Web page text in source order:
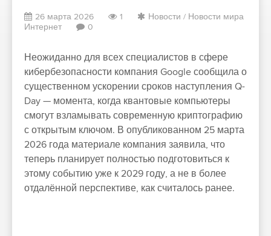
26 марта 2026 1 Новости / Новости мира
Интернет
0
Неожиданно для всех специалистов в сфере
кибербезопасности компания Google сообщила о
существенном ускорении сроков наступления Q-
Day — момента, когда квантовые компьютеры
смогут взламывать современную криптографию
с открытым ключом. В опубликованном 25 марта
2026 года материале компания заявила, что
теперь планирует полностью подготовиться к
этому событию уже к 2029 году, а не в более
отдалённой перспективе, как считалось ранее.